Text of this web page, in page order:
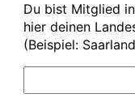
Du bist Mitglied
hier deinen
(Beispiel: